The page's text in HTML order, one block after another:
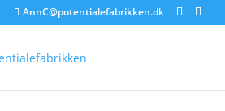
AnnC@potentialefabrikken.dk